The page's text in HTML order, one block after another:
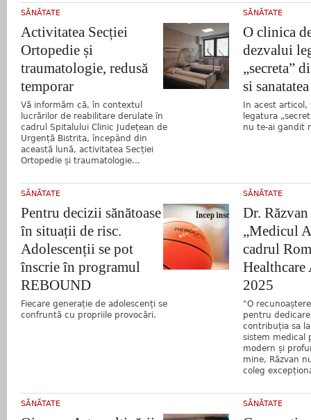
SĂNĂTATE
Activitatea Secției
Ortopedie și
traumatologie, redusă
temporar
Vă informăm că, în contextul
lucrărilor de reabilitare derulate în
cadrul Spitalului Clinic Județean de
Urgență Bistrita, începând din
această lună, activitatea Secției
Ortopedie și traumatologie...
SĂNĂTATE
O clinica
dezvalui
„secreta”
si
In acest articol,
legatura
nu te-ai gandit
SĂNĂTATE
Pentru decizii sănătoase
în situații de risc.
Adolescenții se pot
înscrie în programul
REBOUND
Fiecare generație de adolescenți se
confruntă cu propriile provocări.
SĂNĂTATE
Dr.
„Medicul
cadrul
Healthcare
2025
"O
pentru
contribuția sa
sistem medical
modern și
mine, Răzvan
coleg
SĂNĂTATE SĂNĂTATE